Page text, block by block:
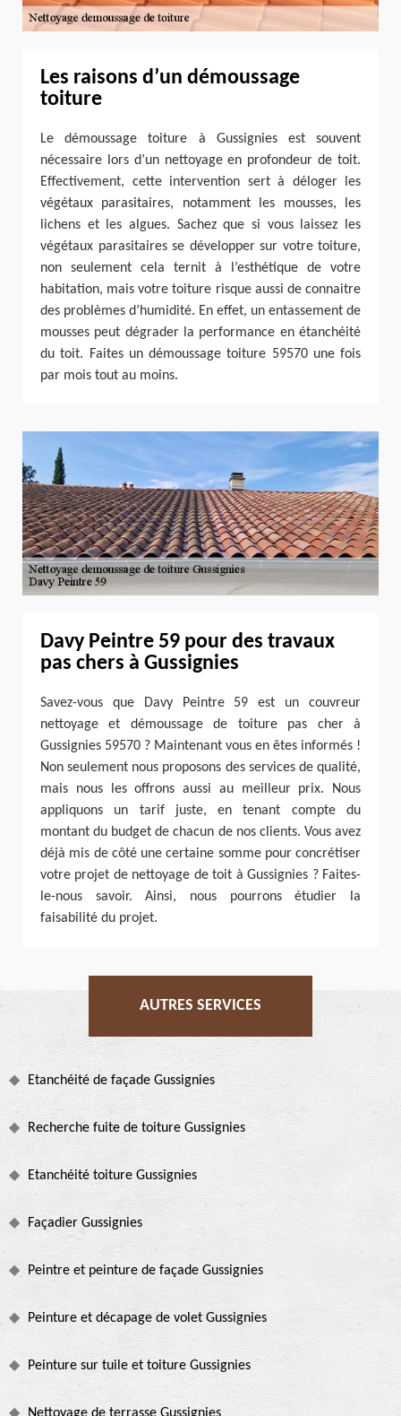
Les raisons d’un démoussage
toiture
Le démoussage toiture à Gussignies est souvent
nécessaire lors d’un nettoyage en profondeur de toit.
Effectivement, cette intervention sert à déloger les
végétaux parasitaires, notamment les mousses, les
lichens et les algues. Sachez que si vous laissez les
végétaux parasitaires se développer sur votre toiture,
non seulement cela ternit à l’esthétique de votre
habitation, mais votre toiture risque aussi de connaitre
des problèmes d’humidité. En effet, un entassement de
mousses peut dégrader la performance en étanchéité
du toit. Faites un démoussage toiture 59570 une fois
par mois tout au moins.
Davy Peintre 59 pour des travaux
pas chers à Gussignies
Savez-vous que Davy Peintre 59 est un couvreur
nettoyage et démoussage de toiture pas cher à
Gussignies 59570 ? Maintenant vous en êtes informés !
Non seulement nous proposons des services de qualité,
mais nous les offrons aussi au meilleur prix. Nous
appliquons un tarif juste, en tenant compte du
montant du budget de chacun de nos clients. Vous avez
déjà mis de côté une certaine somme pour concrétiser
votre projet de nettoyage de toit à Gussignies ? Faites-
le-nous savoir. Ainsi, nous pourrons étudier la
faisabilité du projet.
AUTRES SERVICES
Etanchéité de façade Gussignies
Recherche fuite de toiture Gussignies
Etanchéité toiture Gussignies
Façadier Gussignies
Peintre et peinture de façade Gussignies
Peinture et décapage de volet Gussignies
Peinture sur tuile et toiture Gussignies
Nettoyage de terrasse Gussignies